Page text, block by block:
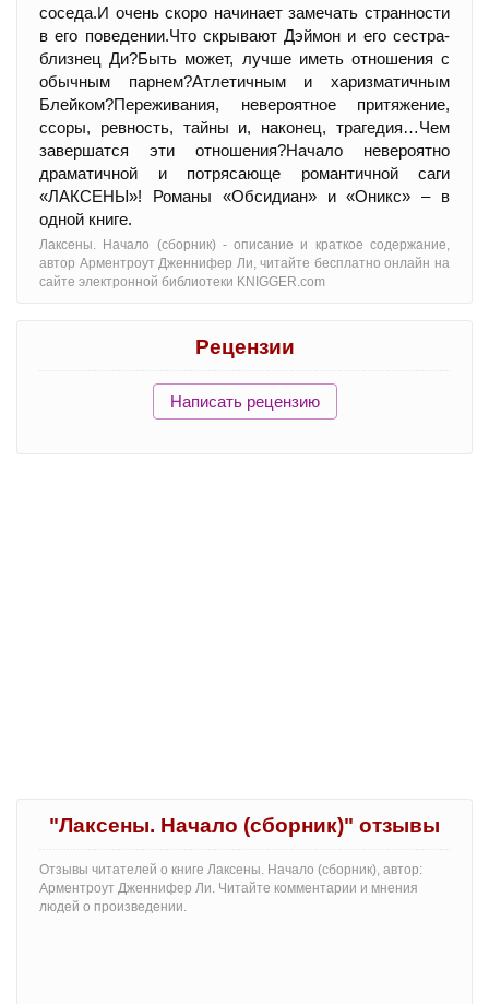
соседа.И очень скоро начинает замечать странности
в его поведении.Что скрывают Дэймон и его сестра-
близнец Ди?Быть может, лучше иметь отношения с
обычным парнем?Атлетичным и харизматичным
Блейком?Переживания, невероятное притяжение,
ссоры, ревность, тайны и, наконец, трагедия…Чем
завершатся эти отношения?Начало невероятно
драматичной и потрясающе романтичной саги
«ЛАКСЕНЫ»! Романы «Обсидиан» и «Оникс» – в
одной книге.
Лаксены. Начало (сборник) - oписание и краткое содержание,
автор Арментроут Дженнифер Ли, читайте бесплатно онлайн на
сайте электронной библиотеки KNIGGER.com
Рецензии
Написать рецензию
"Лаксены. Начало (сборник)" отзывы
Отзывы читателей о книге Лаксены. Начало (сборник), автор:
Арментроут Дженнифер Ли. Читайте комментарии и мнения
людей о произведении.